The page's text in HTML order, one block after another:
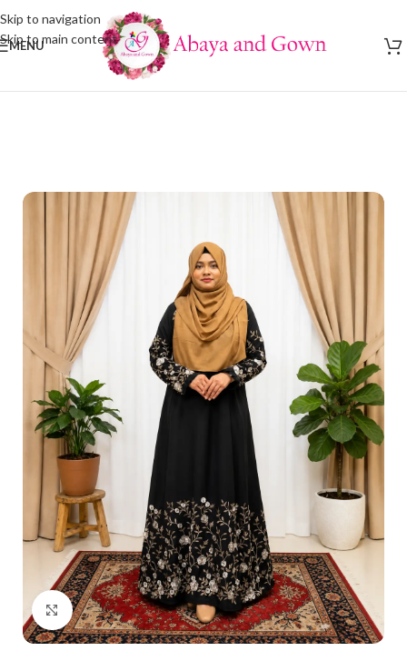
Skip to navigation
Skip to main content
MENU
Click to enlarge